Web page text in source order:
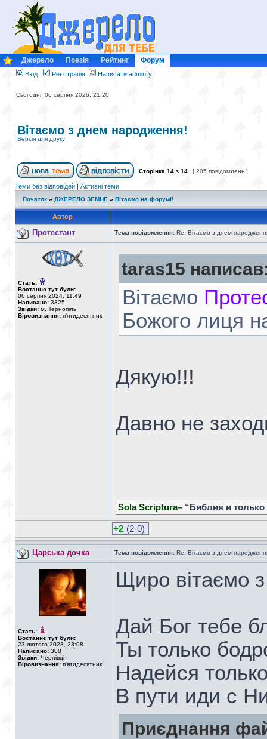
Джерело Поезія Рейтинг Форум
Вхід Реєстрація Написати admin`у
Сьогодні: 06 серпня 2026, 21:20
Вітаємо з днем народження!
Версія для друку
Сторінка 14 з 14 [ 205 повідомлень ]
Теми без відповідей | Активні теми
Початок » ДЖЕРЕЛО ЗЕМНЕ » Вітаємо на форумі!
Автор
Протестант Тема повідомлення: Re: Вітаємо з днем
Стать:
Востаннє тут були:
06 серпня 2024, 11:49
Написано: 3325
Звідки: м. Тернопіль
Віровизнання: п'ятидесятник
taras15
Вітаємо
Божого лиця
Дякую!!!
Давно не
Sola Scriptura– “Библия и
+2 (2-0)
Царська дочка Тема повідомлення: Re: Вітаємо з днем
Стать:
Востаннє тут були:
23 лютого 2023, 23:08
Написано: 308
Звідки: Чернівці
Віровизнання: п'ятидесятник
Щиро вітаємо
Дай Бог тебе
Ты только
Надейся
В пути иди с
Приєднання